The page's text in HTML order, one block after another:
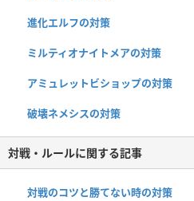
進化エルフの対策
ミルティオナイトメアの対策
アミュレットビショップの対策
破壊ネメシスの対策
対戦・ルールに関する記事
対戦のコツと勝てない時の対策